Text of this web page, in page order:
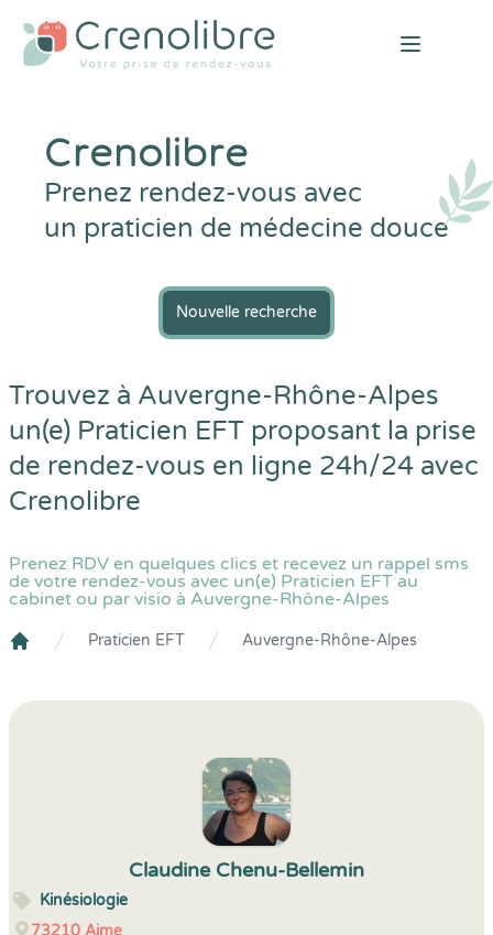
Open
Crenolibre
Prenez rendez-vous avec
un praticien de médecine douce
Nouvelle recherche
Trouvez à Auvergne-Rhône-Alpes
un(e) Praticien EFT proposant la prise
de rendez-vous en ligne 24h/24 avec
Crenolibre
Prenez RDV en quelques clics et recevez un rappel sms
de votre rendez-vous avec un(e) Praticien EFT au
cabinet ou par visio à Auvergne-Rhône-Alpes
Praticien EFT Auvergne-Rhône-Alpes
Claudine Chenu-Bellemin
Kinésiologie
73210 Aime